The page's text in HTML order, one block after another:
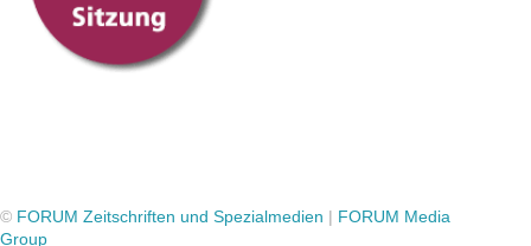
© FORUM Zeitschriften und Spezialmedien | FORUM Media
Group